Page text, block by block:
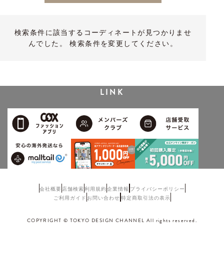
検索条件に該当するコーディネートが見つかりませ
んでした。 検索条件を変更してください。
LINK
会社概要 店舗検索利用規約企業情報 プライバシーポリシー
ご利用ガイド お問い合わせ 特定商取引法の表示
COPYRIGHT © TOKYO DESIGN CHANNEL All rights reserved.